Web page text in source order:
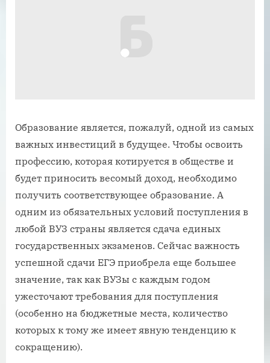
Образование является, пожалуй, одной из самых
важных инвестиций в будущее. Чтобы освоить
профессию, которая котируется в обществе и
будет приносить весомый доход, необходимо
получить соответствующее образование. А
одним из обязательных условий поступления в
любой ВУЗ страны является сдача единых
государственных экзаменов. Сейчас важность
успешной сдачи ЕГЭ приобрела еще большее
значение, так как ВУЗы с каждым годом
ужесточают требования для поступления
(особенно на бюджетные места, количество
которых к тому же имеет явную тенденцию к
сокращению).